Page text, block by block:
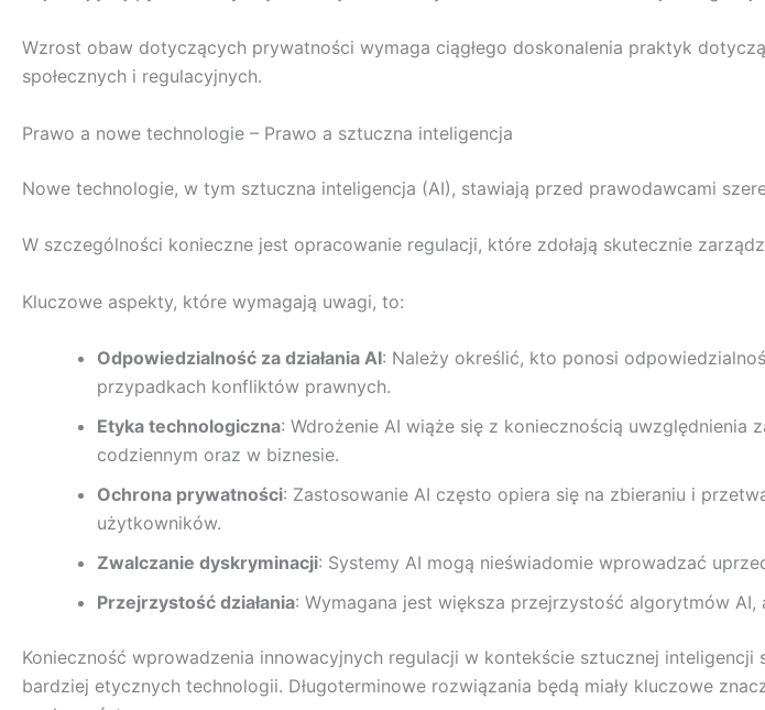
Wzrost obaw dotyczących prywatności wymaga ciągłego doskonalenia praktyk
społecznych i regulacyjnych.
Prawo a nowe technologie – Prawo a sztuczna inteligencja
Nowe technologie, w tym sztuczna inteligencja (AI), stawiają przed prawodawcami
W szczególności konieczne jest opracowanie regulacji, które zdołają skutecznie
Kluczowe aspekty, które wymagają uwagi, to:
Odpowiedzialność za działania AI: Należy określić, kto ponosi
przypadkach konfliktów prawnych.
Etyka technologiczna: Wdrożenie AI wiąże się z koniecznością
codziennym oraz w biznesie.
Ochrona prywatności: Zastosowanie AI często opiera się na zbieraniu i
użytkowników.
Zwalczanie dyskryminacji: Systemy AI mogą nieświadomie wprowadzać
Przejrzystość działania: Wymagana jest większa przejrzystość algorytmów
Konieczność wprowadzenia innowacyjnych regulacji w kontekście sztucznej
bardziej etycznych technologii. Długoterminowe rozwiązania będą miały kluczowe